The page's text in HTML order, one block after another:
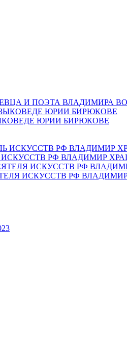
И ПОЭТА ВЛАДИМИРА
ЮРИИ БИРЮКОВЕ
РФ ВЛАДИМИР
ИСКУССТВ РФ